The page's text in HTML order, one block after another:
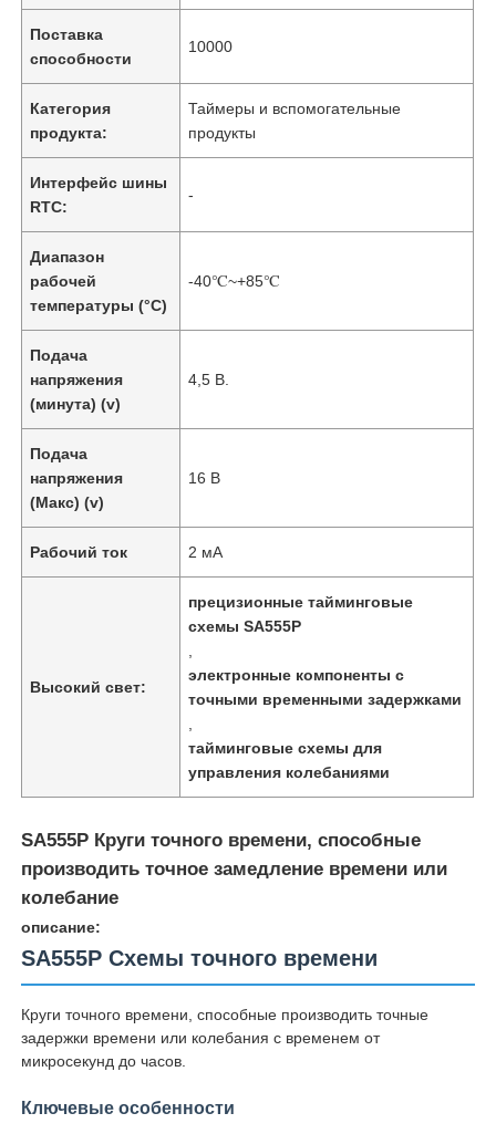
Домой
Продукты
Поставка
способности
10000
Категория
продукта:
Таймеры и вспомогательные
продукты
Интерфейс шины
RTC:
-
Диапазон
рабочей
температуры (°C)
-40℃~+85℃
Подача
напряжения
(минута) (v)
4,5 В.
Подача
напряжения
(Макс) (v)
16 В
Рабочий ток 2 мА
Высокий свет:
прецизионные тайминговые
схемы SA555P
электронные компоненты с
точными временными задержками
тайминговые схемы для
управления колебаниями
SA555P Круги точного времени, способные
производить точное замедление времени или
колебание
описание:
SA555P Схемы точного времени
Круги точного времени, способные производить точные
задержки времени или колебания с временем от
микросекунд до часов.
Ключевые особенности